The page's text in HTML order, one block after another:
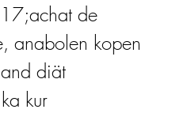
de
anabolen kopen
diät
kur